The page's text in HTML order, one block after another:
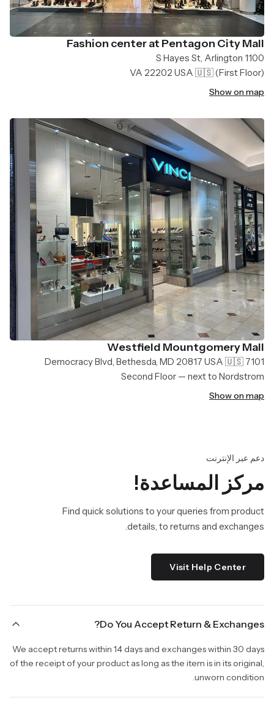
Fashion center at Pentagon City Mall
1100 S Hayes St, Arlington
VA 22202 USA 🇺🇸(First Floor)
Show on map
Westfield Mountgomery Mall
7101 Democracy Blvd, Bethesda, MD 20817 USA 🇺🇸
Second Floor — next to Nordstrom
Show on map
دعم عبر الإنترنت
مركز المساعدة!
Find quick solutions to your queries from product
details, to returns and exchanges.
Visit Help Center
Do You Accept Return & Exchanges?
We accept returns within 14 days and exchanges within 30 days
of the receipt of your product as long as the item is in its original,
unworn condition.